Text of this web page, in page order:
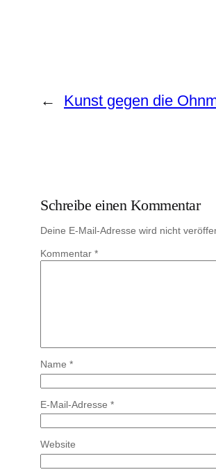
← Kunst gegen die
Schreibe einen Kommentar
Deine E-Mail-Adresse wird nicht
Kommentar *
Name *
E-Mail-Adresse *
Website